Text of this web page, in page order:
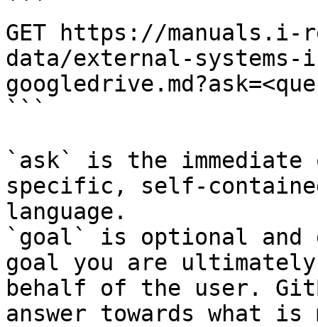
```
GET https://
data/external-
```
`ask` is the
specific, self-
language.
`goal` is optional and
goal you are
behalf of the user.
answer towards what